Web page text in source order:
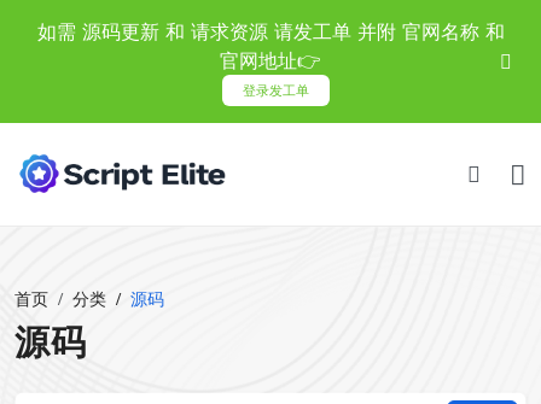
如需 源码更新 和 请求资源 请发工单 并附 官网名称 和
官网地址👉
登录发工单
首页 分类 源码
源码